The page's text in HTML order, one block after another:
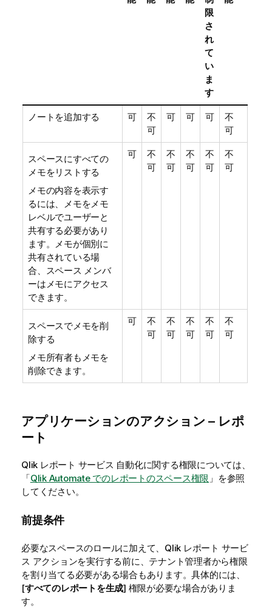
限
さ
れ
て
い
ま
す
ノートを追加する 可
不
可
可 可 可
不
可
スペースにすべての
メモをリストする
メモの内容を表示す
るには、メモをメモ
レベルでユーザーと
共有する必要があり
ます。メモが個別に
共有されている場
合、スペース メンバ
ーはメモにアクセス
できます。
可
不
可
不
可
不
可
不
可
不
可
スペースでメモを削
除する
メモ所有者もメモを
削除できます。
可
不
可
不
可
不
可
不
可
不
可
アプリケーションのアクション – レポ
ート
Qlik レポート サービス 自動化に関する権限については、
「Qlik Automate でのレポートのスペース権限 」を参照
してください。
前提条件
必要なスペースのロールに加えて、 Qlik レポート サービ
ス アクションを実行する前に、テナント管理者から権限
を割り当てる必要がある場合もあります。具体的には、
[すべてのレポートを生成] 権限が必要な場合がありま
す。